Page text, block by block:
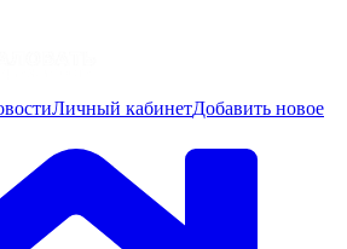
Личный кабинетДобавить новое